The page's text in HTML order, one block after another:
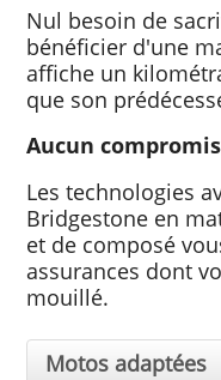
Nul besoin de
bénéficier d'une
affiche un
que son
Aucun
Les technologies
Bridgestone en
et de composé
assurances dont
mouillé.
Motos adaptées